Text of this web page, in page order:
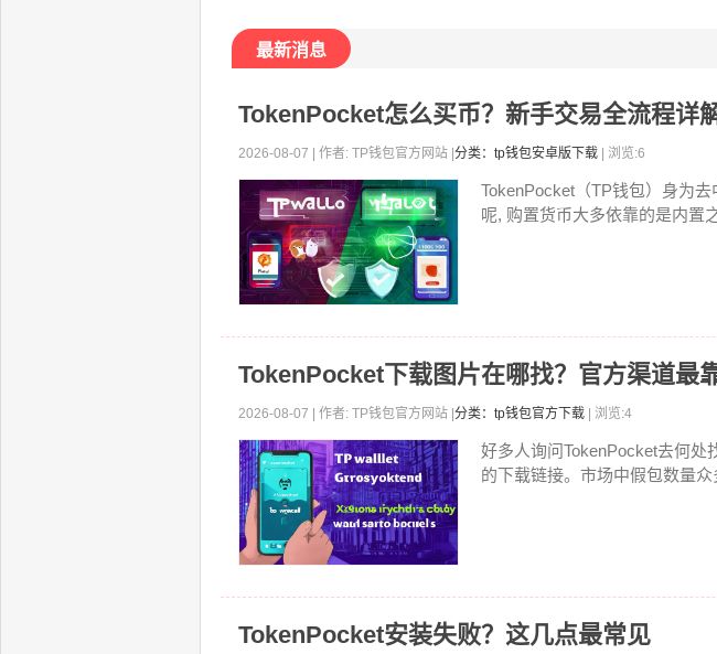
最新消息
TokenPocket怎么买币？新手交易全流程详
2026-08-07 | 作者: TP钱包官方网站 | 分类：tp钱包安卓版下载 | 浏览:6
TokenPocket（TP钱包）身为
呢, 购置货币大多依靠的是内置
TokenPocket下载图片在哪找？官方渠道最
2026-08-07 | 作者: TP钱包官方网站 | 分类：tp钱包官方下载 | 浏览:4
好多人询问TokenPocket去何处
的下载链接。市场中假包数量
TokenPocket安装失败？这几点最常见